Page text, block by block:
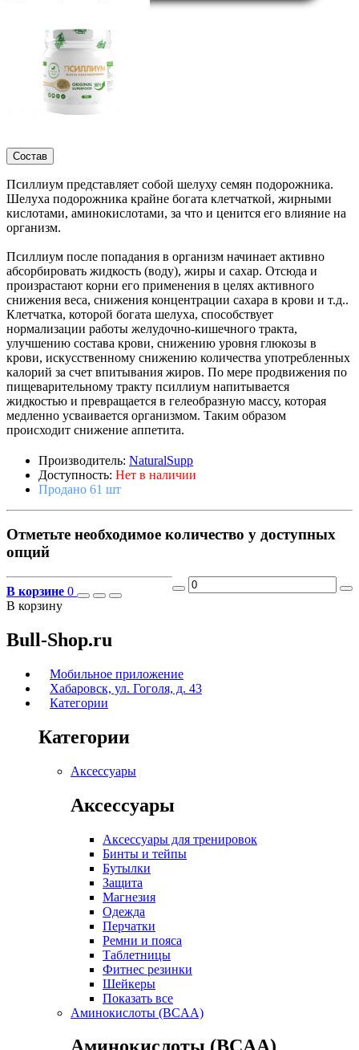
Состав
Псиллиум представляет собой шелуху семян подорожника.
Шелуха подорожника крайне богата клетчаткой, жирными
кислотами, аминокислотами, за что и ценится его влияние на
организм.
Псиллиум после попадания в организм начинает активно
абсорбировать жидкость (воду), жиры и сахар. Отсюда и
произрастают корни его применения в целях активного
снижения веса, снижения концентрации сахара в крови и т.д..
Клетчатка, которой богата шелуха, способствует
нормализации работы желудочно-кишечного тракта,
улучшению состава крови, снижению уровня глюкозы в
крови, искусственному снижению количества употребленных
калорий за счет впитывания жиров. По мере продвижения по
пищеварительному тракту псиллиум напитывается
жидкостью и превращается в гелеобразную массу, которая
медленно усваивается организмом. Таким образом
происходит снижение аппетита.
Производитель: NaturalSupp
Доступность: Нет в наличии
Продано 61 шт
Отметьте необходимое количество у доступных
опций
В корзине 0
В корзину
Bull-Shop.ru
Мобильное приложение
Хабаровск, ул. Гоголя, д. 43
Категории
Категории
Аксессуары
Аксессуары
Аксессуары для тренировок
Бинты и тейпы
Бутылки
Защита
Магнезия
Одежда
Перчатки
Ремни и пояса
Таблетницы
Фитнес резинки
Шейкеры
Показать все
Аминокислоты (BCAA)